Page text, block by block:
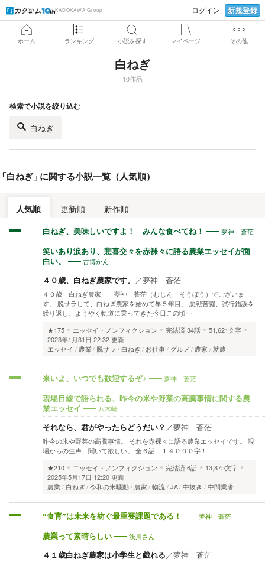
KADOKAWA Group ログイン 新規登録
ホーム ランキング 小説を探す マイページ その他
白ねぎ
10作品
検索で小説を絞り込む
白ねぎ
白ねぎ 」に関する小説一覧（人気順）
人気順 更新順 新作順
白ねぎ、美味しいですよ！ みんな食べてね！ 夢神 蒼茫
笑いあり涙あり、悲喜交々を赤裸々に語る農業エッセイが面
白い。
古博かん
４０歳、白ねぎ農家です。 ／夢神 蒼茫
４０歳 白ねぎ農家 夢神 蒼茫（むじん そうぼう）でございま
す。 脱サラして、白ねぎ農家を始めて早５年目。 悪戦苦闘、試行錯誤を
繰り返し、ようやく軌道に乗ってきた今日この頃…
★175
エッセイ・ノンフィクション 完結済34話
51,621文字
2023年1月31日 22:32 更新
エッセイ
農業 脱サラ 白ねぎ お仕事 グルメ 農家 就農
来いよ、いつでも歓迎するぞ♪ 夢神 蒼茫
現場目線で語られる、昨今の米や野菜の高騰事情に関する農
業エッセイ
八木崎
それなら、君がやったらどうだい？ ／夢神 蒼茫
昨今の米や野菜の高騰事情。 それを赤裸々に語る農業エッセイです。 現
場からの生声、聞いて欲しい。 全６話 １４０００字！
★210
エッセイ・ノンフィクション 完結済6話
13,875文字
2025年5月17日 12:20 更新
農業 白ねぎ 令和の米騒動 農家 物流 JA 中抜き 中間業者
“食育”は未来を紡ぐ最重要課題である！ 夢神 蒼茫
農業って素晴らしい 浅川さん
４１歳白ねぎ農家は小学生と戯れる／夢神 蒼茫